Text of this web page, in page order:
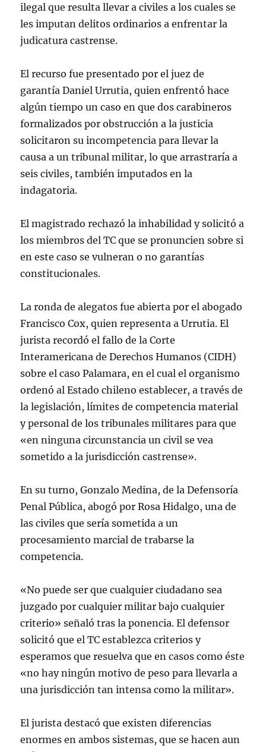
ilegal que resulta llevar a civiles a los cuales se
les imputan delitos ordinarios a enfrentar la
judicatura castrense.
El recurso fue presentado por el juez de
garantía Daniel Urrutia, quien enfrentó hace
algún tiempo un caso en que dos carabineros
formalizados por obstrucción a la justicia
solicitaron su incompetencia para llevar la
causa a un tribunal militar, lo que arrastraría a
seis civiles, también imputados en la
indagatoria.
El magistrado rechazó la inhabilidad y solicitó a
los miembros del TC que se pronuncien sobre si
en este caso se vulneran o no garantías
constitucionales.
La ronda de alegatos fue abierta por el abogado
Francisco Cox, quien representa a Urrutia. El
jurista recordó el fallo de la Corte
Interamericana de Derechos Humanos (CIDH)
sobre el caso Palamara, en el cual el organismo
ordenó al Estado chileno establecer, a través de
la legislación, límites de competencia material
y personal de los tribunales militares para que
«en ninguna circunstancia un civil se vea
sometido a la jurisdicción castrense».
En su turno, Gonzalo Medina, de la Defensoría
Penal Pública, abogó por Rosa Hidalgo, una de
las civiles que sería sometida a un
procesamiento marcial de trabarse la
competencia.
«No puede ser que cualquier ciudadano sea
juzgado por cualquier militar bajo cualquier
criterio» señaló tras la ponencia. El defensor
solicitó que el TC establezca criterios y
esperamos que resuelva que en casos como éste
«no hay ningún motivo de peso para llevarla a
una jurisdicción tan intensa como la militar».
El jurista destacó que existen diferencias
enormes en ambos sistemas, que se hacen aun